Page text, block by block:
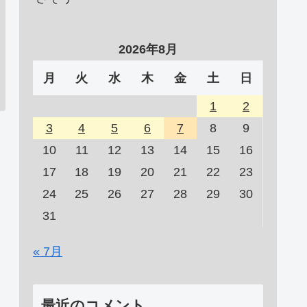
2026年8月
月 火 水 木 金 土 日
1
2
3
4 5 6 7 8
9
10
11 12 13 14 15
16
17
18 19 20 21 22
23
24
25 26 27 28 29
30
31
« 7月